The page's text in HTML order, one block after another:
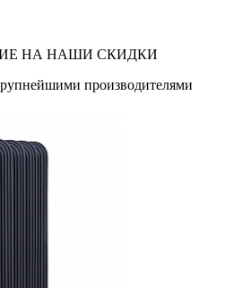
НА НАШИ СКИДКИ
производителями